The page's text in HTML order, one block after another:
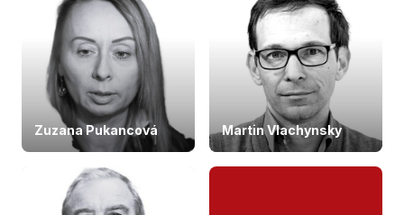
Zuzana Pukancová Martin Vlachynsky